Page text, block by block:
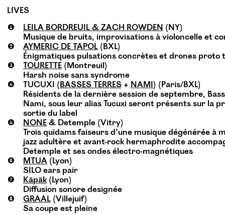
LIVES
LEILA BORDREUIL&ZACH ROWDEN (NY)
Musique de bruits, improvisations à violoncelle et
AYMERIC DETAPOL (BXL)
Énigmatiques pulsations concrètes et drones proto
TOURETTE (Montreuil)
Harsh noise sans syndrome
TUCUXI (BASSESTERRES + NAMI) (Paris/​BXL)
Résidents de la dernière session de septembre,
Nami, sous leur alias Tucuxi seront présents sur la
sortie du label
NONE& Detemple (Vitry)
Trois quidams faiseurs d’une musique dégénérée à
jazz adultère et avant-rock hermaphrodite
Detemple et ses ondes électro-magnétiques
MTUA (Lyon)
SILOears pair
Käpäk(Lyon)
Diffusion sonore designée
GRAAL (Villejuif)
Sa coupe est pleine